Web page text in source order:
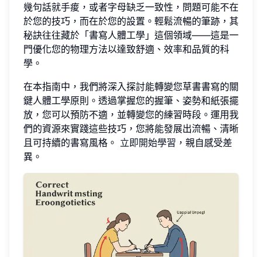
幾句話就手痠，或者字母缺乏一致性，問題可能不在
於您的技巧，而在於您的設置。輕鬆流暢的筆跡，其
秘訣往往藏於「書寫人體工學」這個領域——這是一
門優化您的物理方法以達致舒適、效率和品質的科
學。
在本指南中，我們將深入探討能轉變您草書書寫的關
鍵人體工學原則。透過掌握您的握筆、姿勢和紙張擺
放，您可以預防不適，並轉變您的練習時段。運用我
們的資源來實踐這些技巧，您將能發展出流暢、清晰
且可持續的書寫風格。 立即開始學習 ，親自感受差
異。